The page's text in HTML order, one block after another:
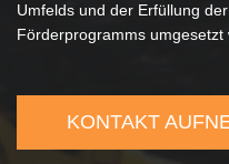
Umfelds und der Erfüllung
Förderprogramms umgesetzt
KONTAKT